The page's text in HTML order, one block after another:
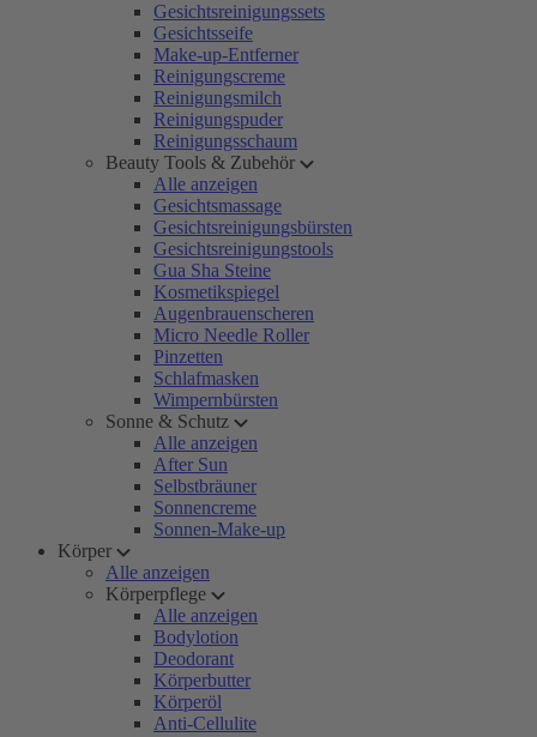
Gesichtsreinigungssets
Gesichtsseife
Make-up-Entferner
Reinigungscreme
Reinigungsmilch
Reinigungspuder
Reinigungsschaum
Beauty Tools & Zubehör
Alle anzeigen
Gesichtsmassage
Gesichtsreinigungsbürsten
Gesichtsreinigungstools
Gua Sha Steine
Kosmetikspiegel
Augenbrauenscheren
Micro Needle Roller
Pinzetten
Schlafmasken
Wimpernbürsten
Sonne & Schutz
Alle anzeigen
After Sun
Selbstbräuner
Sonnencreme
Sonnen-Make-up
Körper
Alle anzeigen
Körperpflege
Alle anzeigen
Bodylotion
Deodorant
Körperbutter
Körperöl
Anti-Cellulite